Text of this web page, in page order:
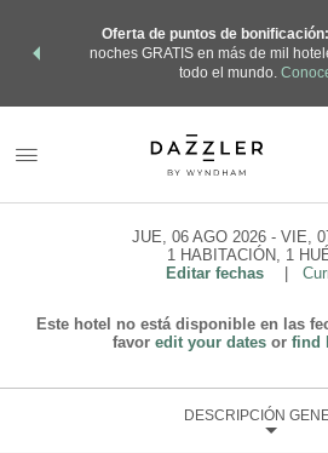
Oferta de puntos de
noches GRATIS en más de mil
todo el mundo.
JUE, 06 AGO 2026
VIE,
1 HABITACIÓN, 1
Editar fechas
Este hotel no está disponible en las
favor edit your datesor find
DESCRIPCIÓN